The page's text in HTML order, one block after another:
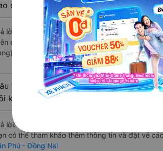
cấp nhất?
lời: Những hãng xe đi Đồng Tháp Tân Phú -
đi Tân Phú - Đồng Nai từ Đồng Tháp với
hỏi: Có loại xe Đồng Tháp Tân Phú -
không?
lời: Hiện tại có 1 hãng xe khai thác dòng xe
có thể tham khảo thêm thông tin và đặt vé
Phú - Đồng Nai